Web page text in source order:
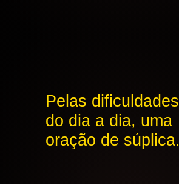
Pelas dificuldades
do dia a dia, uma
oração de súplica.